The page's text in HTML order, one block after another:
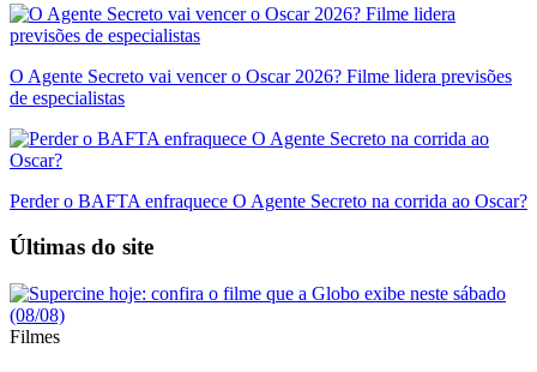
O Agente Secreto vai vencer o Oscar 2026? Filme lidera previsões
de especialistas
Perder o BAFTA enfraquece O Agente Secreto na corrida ao Oscar?
Últimas do site
Filmes